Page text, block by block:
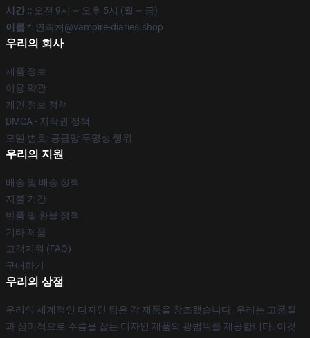
시간 :: 오전 9시 ~ 오후 5시 (월 ~ 금)
이름 *: 연락처@vampire-diaries.shop
우리의 회사
제품 정보
이용 약관
개인 정보 정책
DMCA - 저작권 정책
모델 번호: 공급망 투명성 행위
우리의 지원
배송 및 배송 정책
지불 기간
반품 및 환불 정책
기타 제품
고객지원 (FAQ)
구매하기
우리의 상점
우리의 세계적인 디자인 팀은 각 제품을 창조했습니다. 우리는 고품질
과 심미적으로 주름을 잡는 디자인 제품의 광범위를 제공합니다. 이것